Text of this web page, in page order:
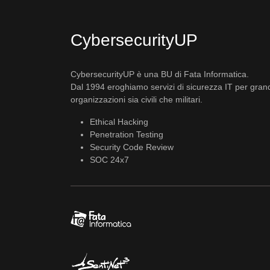
CybersecurityUP
CybersecurityUP è una BU di Fata Informatica.
Dal 1994 eroghiamo servizi di sicurezza IT per
organizzazioni sia civili che militari.
Ethical Hacking
Penetration Testing
Security Code Review
SOC 24x7